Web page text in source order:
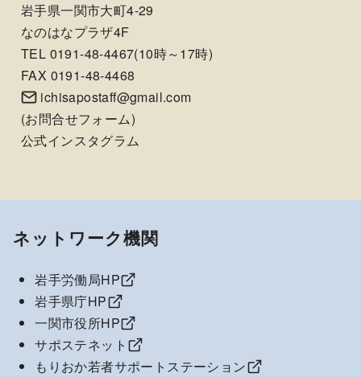
岩手県一関市大町4-29
なのはなプラザ4F
TEL 0191-48-4467(10時～17時)
FAX 0191-48-4468
ichisapostaff@gmail.com
(お問合せフォーム)
公式インスタグラム
ネットワーク機関
岩手労働局HP
岩手県庁HP
一関市役所HP
サポステネット
もりおか若者サポートステーション